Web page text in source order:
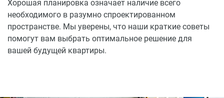
Хорошая планировка означает наличие всего
необходимого в разумно спроектированном
пространстве. Мы уверены, что наши краткие советы
помогут вам выбрать оптимальное решение для
вашей будущей квартиры.